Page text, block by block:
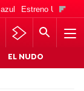
Estreno Una
EL NUDO